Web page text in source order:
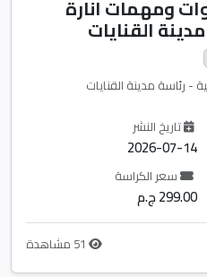
ومهمات انارة
القنايات
- رئاسة مدينة القنايات
تاريخ النشر
2026-07-14
سعر الكراسة
299.00 ج.م